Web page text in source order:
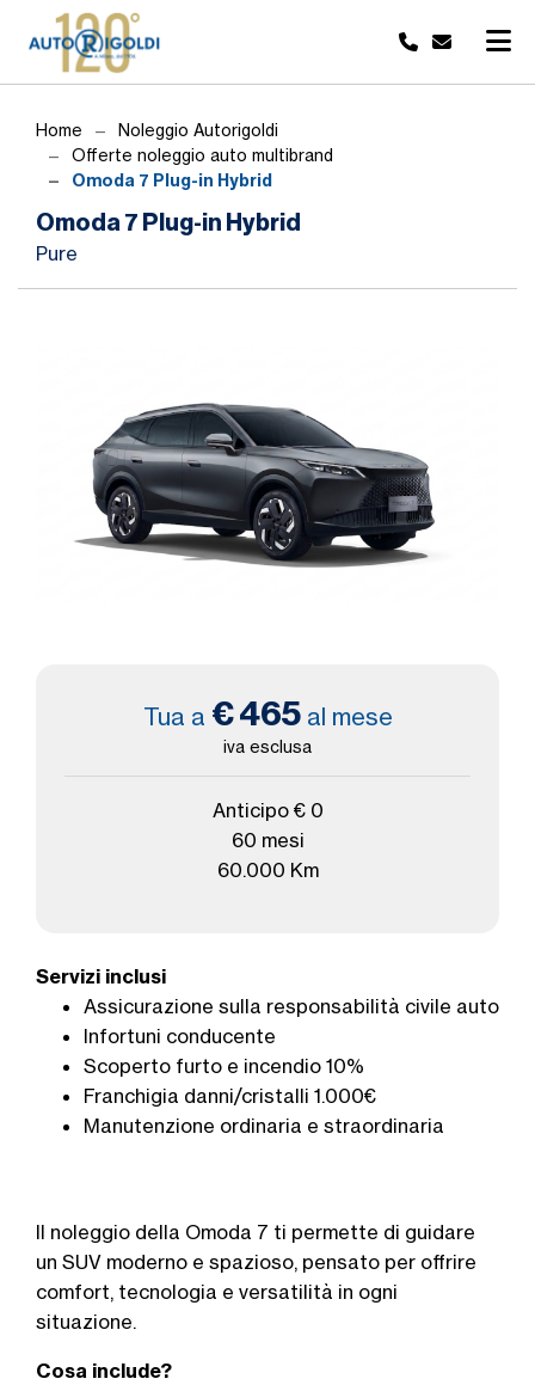
Omoda 7 Plug-in Hybrid
Pure
Home
Noleggio Autorigoldi
Offerte noleggio auto multibrand
Omoda 7 Plug-in Hybrid
Tua a € 465al mese
iva esclusa
Anticipo € 0
60 mesi
60.000 Km
Servizi inclusi
Assicurazione sulla responsabilità civile auto
Infortuni conducente
Scoperto furto e incendio 10%
Franchigia danni/cristalli 1.000€
Manutenzione ordinaria e straordinaria
Il noleggio della Omoda 7 ti permette di guidare
un SUV moderno e spazioso, pensato per offrire
comfort, tecnologia e versatilità in ogni
situazione.
Cosa include?